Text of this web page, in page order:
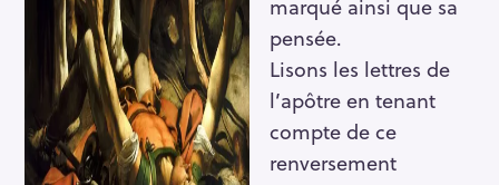
pensée.
Lisons les lettres de
l’apôtre en tenant
compte de ce
renversement